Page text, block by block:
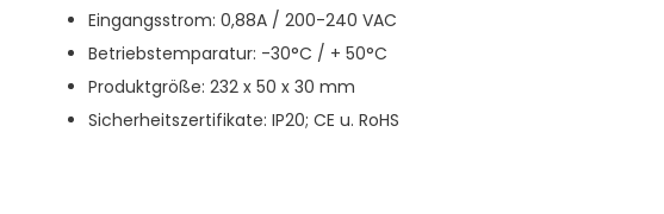
Eingangsstrom: 0,88A / 200-240 VAC
Betriebstemparatur: -30°C / + 50°C
Produktgröße: 232 x 50 x 30 mm
Sicherheitszertifikate: IP20; CE u. RoHS